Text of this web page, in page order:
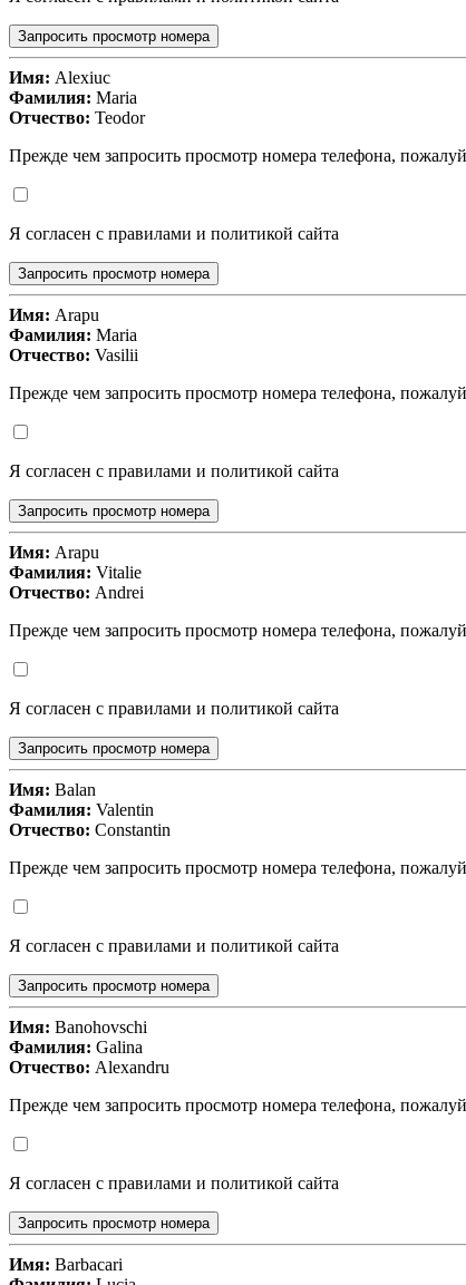
Запросить просмотр номера
Имя: Alexiuc
Фамилия: Maria
Отчество: Teodor
Прежде чем запросить просмотр номера телефона,
Я согласен с правилами и политикой сайта
Запросить просмотр номера
Имя: Arapu
Фамилия: Maria
Отчество: Vasilii
Прежде чем запросить просмотр номера телефона,
Я согласен с правилами и политикой сайта
Запросить просмотр номера
Имя: Arapu
Фамилия: Vitalie
Отчество: Andrei
Прежде чем запросить просмотр номера телефона,
Я согласен с правилами и политикой сайта
Запросить просмотр номера
Имя: Balan
Фамилия: Valentin
Отчество: Constantin
Прежде чем запросить просмотр номера телефона,
Я согласен с правилами и политикой сайта
Запросить просмотр номера
Имя: Banohovschi
Фамилия: Galina
Отчество: Alexandru
Прежде чем запросить просмотр номера телефона,
Я согласен с правилами и политикой сайта
Запросить просмотр номера
Имя: Barbacari